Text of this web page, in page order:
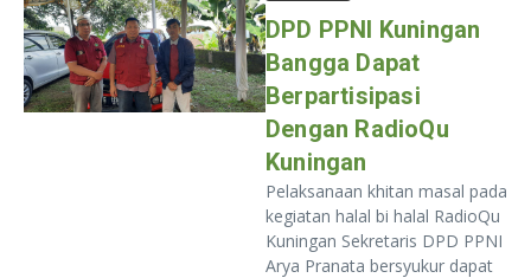
DPD PPNI Kuningan
Bangga Dapat
Berpartisipasi
Dengan RadioQu
Kuningan
Pelaksanaan khitan masal pada
kegiatan halal bi halal RadioQu
Kuningan Sekretaris DPD PPNI
Arya Pranata bersyukur dapat